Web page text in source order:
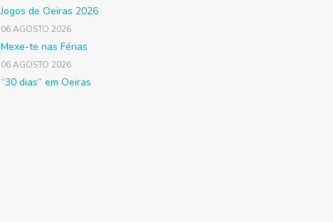
Jogos de Oeiras 2026
06 AGOSTO 2026
Mexe-te nas Férias
06 AGOSTO 2026
“30 dias” em Oeiras